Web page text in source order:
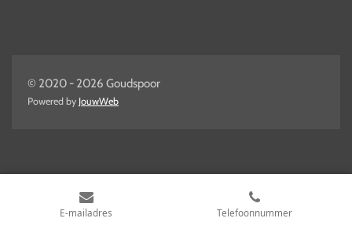
© 2020 - 2026 Goudspoor
Powered by JouwWeb
E-mailadres Telefoonnummer